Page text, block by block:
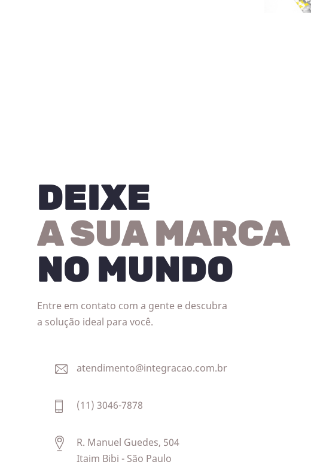
DEIXE
A SUA MARCA
NO MUNDO
Entre em contato com a gente e descubra
a solução ideal para você.
atendimento@integracao.com.br
(11) 3046-7878
R. Manuel Guedes, 504
Itaim Bibi - São Paulo